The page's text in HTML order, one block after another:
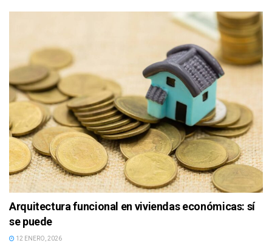
Arquitectura funcional en viviendas económicas: sí
se puede
12 ENERO, 2026